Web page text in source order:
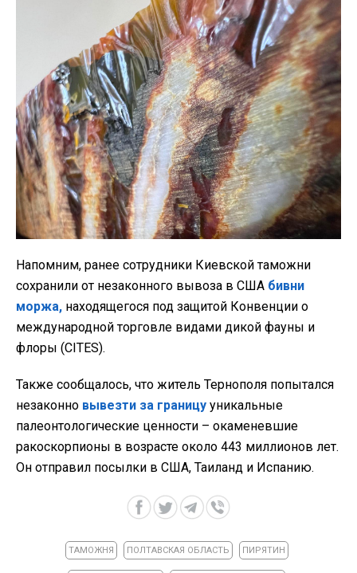
Напомним, ранее сотрудники Киевской таможни
сохранили от незаконного вывоза в США бивни
моржа, находящегося под защитой Конвенции о
международной торговле видами дикой фауны и
флоры (CITES).
Также сообщалось, что житель Тернополя попытался
незаконно вывезти за границу уникальные
палеонтологические ценности – окаменевшие
ракоскорпионы в возрасте около 443 миллионов лет.
Он отправил посылки в США, Таиланд и Испанию.
ТАМОЖНЯ ПОЛТАВСКАЯ ОБЛАСТЬ ПИРЯТИН